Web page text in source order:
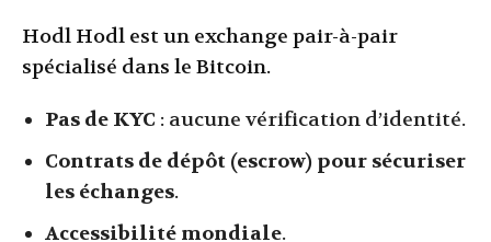
Hodl Hodl est un exchange pair-à-pair
spécialisé dans le Bitcoin.
Pas de KYC : aucune vérification d’identité.
Contrats de dépôt (escrow) pour sécuriser
les échanges.
Accessibilité mondiale.